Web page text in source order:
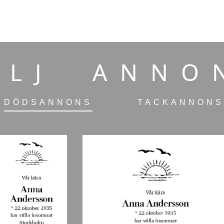
DÖDSANNONS TACKANNONS